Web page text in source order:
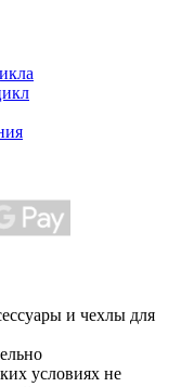
и чехлы для
условиях не